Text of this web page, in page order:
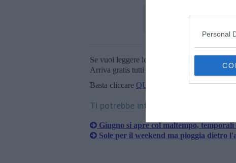
Personal
Se vuoi leggere le notizie principali della
Arriva gratis tutti i giorni alle 20:00
Basta cliccare QUI
Ti potrebbe interessare anche:
Giugno si apre col maltempo, temporali
Sole per il weekend ma pioggia dietro